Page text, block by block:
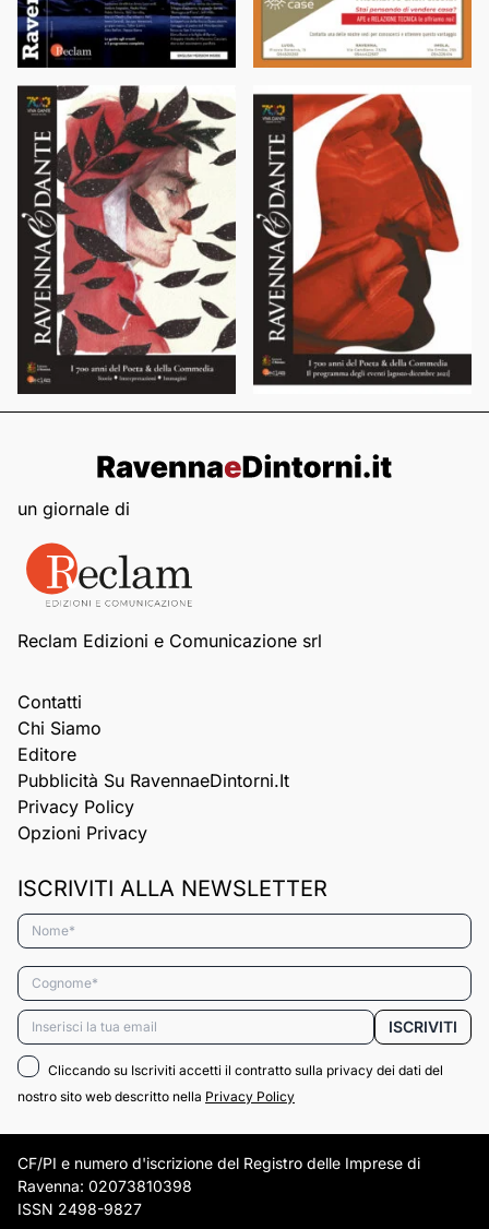
un giornale di
Reclam Edizioni e Comunicazione srl
Contatti
Chi Siamo
Editore
Pubblicità Su RavennaeDintorni.it
Privacy Policy
Opzioni Privacy
ISCRIVITI ALLA NEWSLETTER
Nome*
Cognome*
Email* ISCRIVITI
Cliccando su Iscriviti accetti il contratto sulla privacy dei dati del
nostro sito web descritto nella Privacy Policy
CF/PI e numero d'iscrizione del Registro delle Imprese di
Ravenna: 02073810398
ISSN 2498-9827